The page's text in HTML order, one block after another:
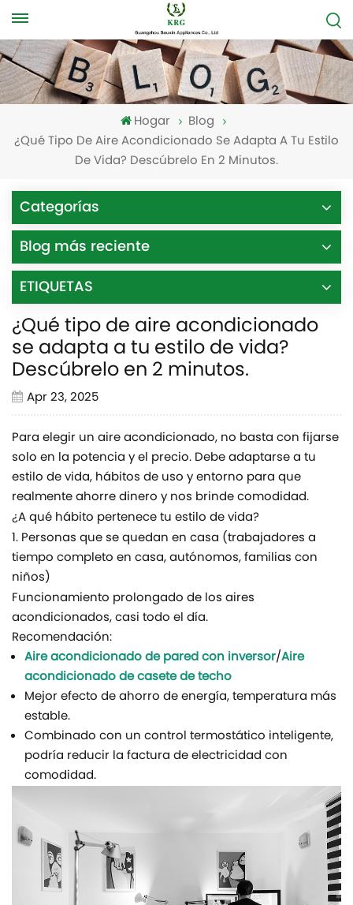
Hogar
Blog
¿Qué Tipo De Aire Acondicionado Se Adapta A Tu Estilo
De Vida? Descúbrelo En 2 Minutos.
Categorías
Blog más reciente
ETIQUETAS
¿Qué tipo de aire acondicionado
se adapta a tu estilo de vida?
Descúbrelo en 2 minutos.
Apr 23, 2025
Para elegir un aire acondicionado, no basta con fijarse
solo en la potencia y el precio. Debe adaptarse a tu
estilo de vida, hábitos de uso y entorno para que
realmente ahorre dinero y nos brinde comodidad.
¿A qué hábito pertenece tu estilo de vida?
1. Personas que se quedan en casa (trabajadores a
tiempo completo en casa, autónomos, familias con
niños)
Funcionamiento prolongado de los aires
acondicionados, casi todo el día.
Recomendación:
Aire acondicionado de pared con inversor/Aire
acondicionado de casete de techo
Mejor efecto de ahorro de energía, temperatura más
estable.
Combinado con un control termostático inteligente,
podría reducir la factura de electricidad con
comodidad.